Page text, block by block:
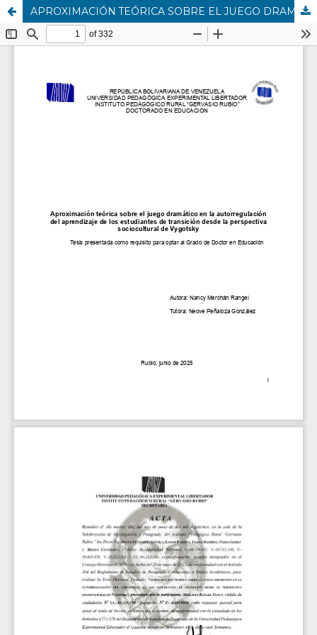
APROXIMACIÓN TEÓRICA SOBRE EL JUEGO DRAMÁTICO EN LA AUTORREGULACIÓN DEL APRENDIZAJE DE LOS ESTUDIANTES DE TRANSICIÓN DESDE LA PERSPECTIVA SOCIOCULTURAL DE VYGOTSKY